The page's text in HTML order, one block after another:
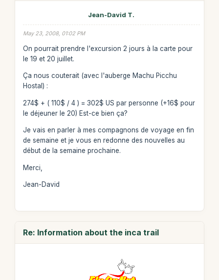
Jean-David T.
May 23, 2008, 01:02 PM
On pourrait prendre l'excursion 2 jours à la carte pour
le 19 et 20 juillet.
Ça nous couterait (avec l'auberge Machu Picchu
Hostal) :
274$ + ( 110$ / 4 ) = 302$ US par personne (+16$ pour
le déjeuner le 20) Est-ce bien ça?
Je vais en parler à mes compagnons de voyage en fin
de semaine et je vous en redonne des nouvelles au
début de la semaine prochaine.
Merci,
Jean-David
Re: Information about the inca trail